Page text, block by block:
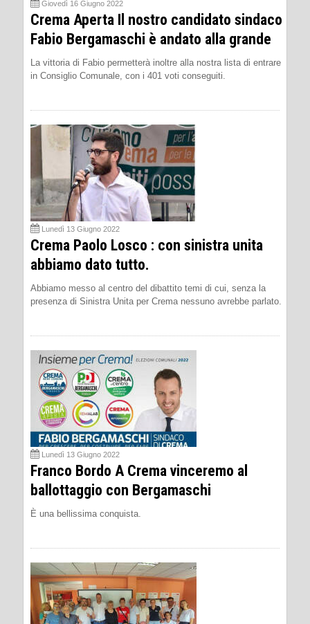
Giovedì 16 Giugno 2022
Crema Aperta Il nostro candidato sindaco
Fabio Bergamaschi è andato alla grande
La vittoria di Fabio permetterà inoltre alla nostra lista di entrare
in Consiglio Comunale, con i 401 voti conseguiti.
Lunedì 13 Giugno 2022
Crema Paolo Losco : con sinistra unita
abbiamo dato tutto.
Abbiamo messo al centro del dibattito temi di cui, senza la
presenza di Sinistra Unita per Crema nessuno avrebbe parlato.
Lunedì 13 Giugno 2022
Franco Bordo A Crema vinceremo al
ballottaggio con Bergamaschi
È una bellissima conquista.